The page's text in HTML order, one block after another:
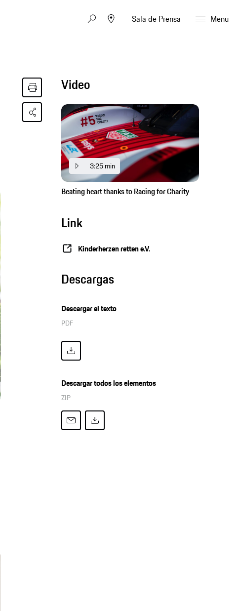
Sala de Prensa Menu
Video
3:25 min
Beating heart thanks to Racing for Charity
Link
Kinderherzen retten e.V.
Descargas
Descargar el texto
PDF
Descargar todos los elementos
ZIP